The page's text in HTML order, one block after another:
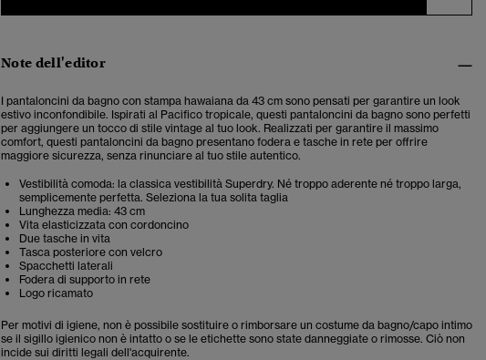
Note dell'editor
I pantaloncini da bagno con stampa hawaiana da 43 cm sono pensati per garantire un look
estivo inconfondibile. Ispirati al Pacifico tropicale, questi pantaloncini da bagno sono perfetti
per aggiungere un tocco di stile vintage al tuo look. Realizzati per garantire il massimo
comfort, questi pantaloncini da bagno presentano fodera e tasche in rete per offrire
maggiore sicurezza, senza rinunciare al tuo stile autentico.
Vestibilità comoda: la classica vestibilità Superdry. Né troppo aderente né troppo larga,
semplicemente perfetta. Seleziona la tua solita taglia
Lunghezza media: 43 cm
Vita elasticizzata con cordoncino
Due tasche in vita
Tasca posteriore con velcro
Spacchetti laterali
Fodera di supporto in rete
Logo ricamato
Per motivi di igiene, non è possibile sostituire o rimborsare un costume da bagno/capo intimo
se il sigillo igienico non è intatto o se le etichette sono state danneggiate o rimosse. Ciò non
incide sui diritti legali dell'acquirente.